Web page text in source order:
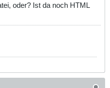
oder? Ist da noch HTML